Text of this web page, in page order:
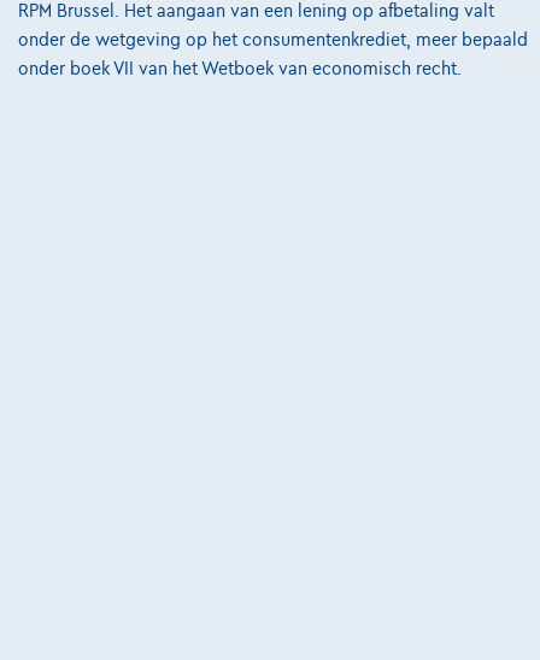
€21.490
Vanaf€426,11/maand
RPM Brussel. Het aangaan van een lening op afbetaling valt
onder de wetgeving op het consumentenkrediet, meer bepaald
onder boek VII van het Wetboek van economisch recht.